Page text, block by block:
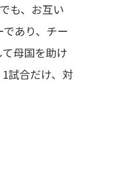
も、お互い
あり、チー
母国を助け
試合だけ、対